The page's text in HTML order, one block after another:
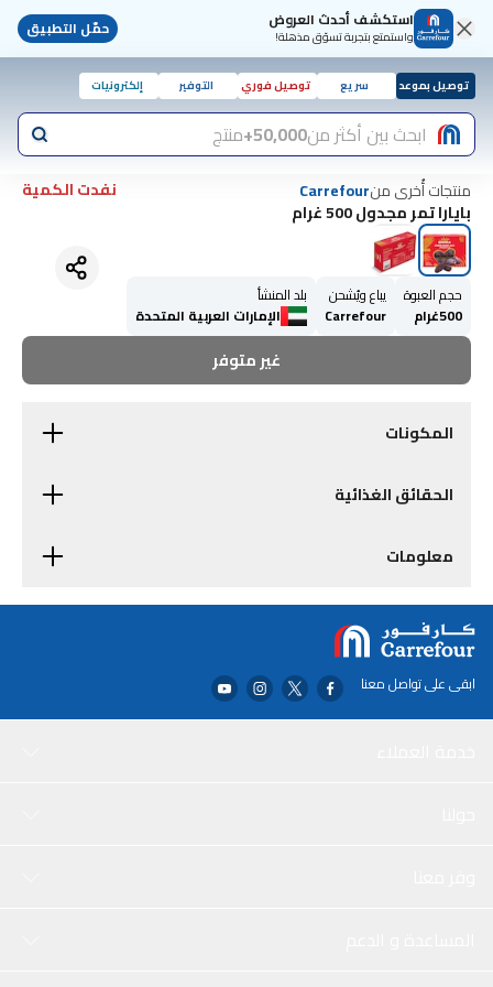
استكشف أحدث العروض
واستمتع بتجربة تسوّق مذهلة! حمّل التطبيق
توصيل بموعد سريع توصيل فوري التوفير إلكترونيات
ابحث بين أكثر من50,000+ منتج
منتجات أُخرى منCarrefour
نفدت الكمية
بايارا تمر مجدول 500 غرام
حجم العبوة
500غرام
يباع ويُشحن
Carrefour
بلد المنشأ
الإمارات العربية المتحدة
غير متوفر
المكونات
الحقائق الغذائية
معلومات
ابقى على تواصل معنا